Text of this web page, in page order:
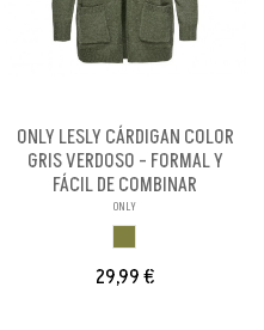
ONLY LESLY CÁRDIGAN COLOR
GRIS VERDOSO - FORMAL Y
FÁCIL DE COMBINAR
ONLY
29,99 €